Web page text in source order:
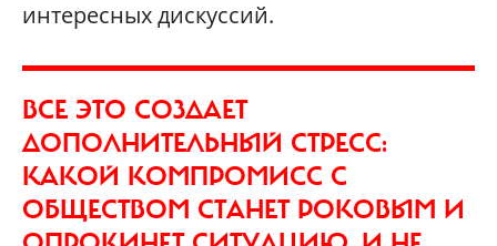
интересных дискуссий.
ВСЕ ЭТО СОЗДАЕТ
ДОПОЛНИТЕЛЬНЫЙ СТРЕСС:
КАКОЙ КОМПРОМИСС С
ОБЩЕСТВОМ СТАНЕТ РОКОВЫМ И